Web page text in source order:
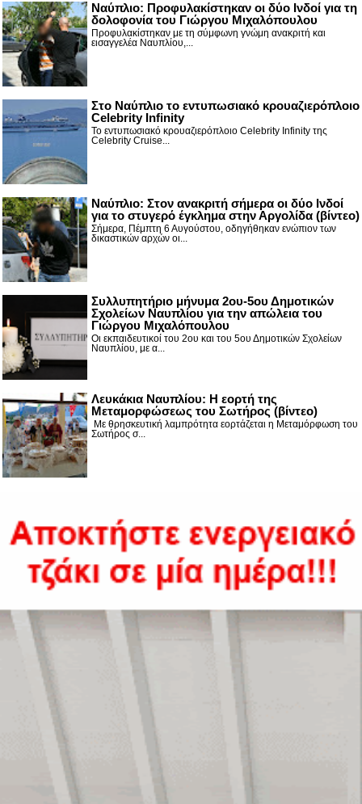
Ναύπλιο: Προφυλακίστηκαν οι δύο Ινδοί για τη
δολοφονία του Γιώργου Μιχαλόπουλου
Προφυλακίστηκαν με τη σύμφωνη γνώμη ανακριτή και
εισαγγελέα Ναυπλίου,...
Στο Ναύπλιο το εντυπωσιακό κρουαζιερόπλοιο
Celebrity Infinity
Το εντυπωσιακό κρουαζιερόπλοιο Celebrity Infinity της
Celebrity Cruise...
Nαύπλιο: Στον ανακριτή σήμερα οι δύο Ινδοί
για το στυγερό έγκλημα στην Αργολίδα (βίντεο)
Σήμερα, Πέμπτη 6 Αυγούστου, οδηγήθηκαν ενώπιον των
δικαστικών αρχών οι...
Συλλυπητήριο μήνυμα 2ου-5ου Δημοτικών
Σχολείων Ναυπλίου για την απώλεια του
Γιώργου Μιχαλόπουλου
Οι εκπαιδευτικοί του 2ου και του 5ου Δημοτικών Σχολείων
Ναυπλίου, με α...
Λευκάκια Ναυπλίου: Η εορτή της
Μεταμορφώσεως του Σωτήρος (βίντεο)
Με θρησκευτική λαμπρότητα εορτάζεται η Μεταμόρφωση του
Σωτήρος σ...